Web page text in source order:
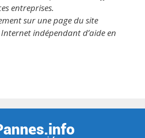
entreprises.
sur une page du site
indépendant d’aide en